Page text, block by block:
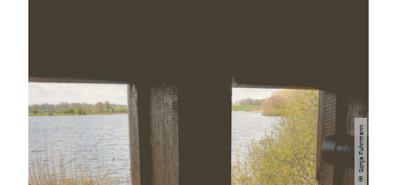
© Sonja Fuhrmann